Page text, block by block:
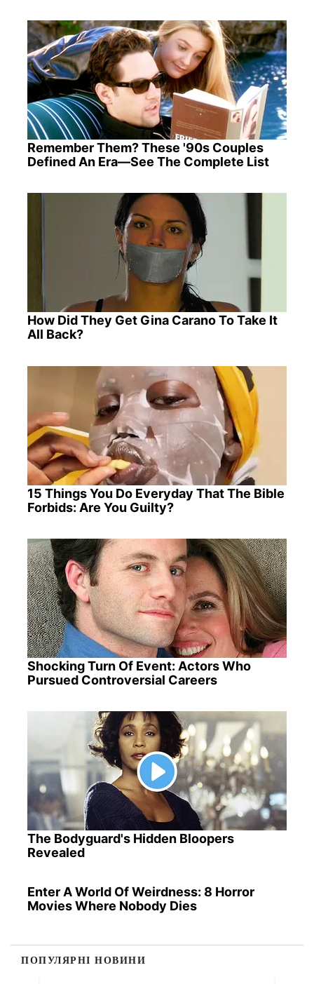
Remember Them? These '90s Couples
Defined An Era—See The Complete List
How Did They Get Gina Carano To Take It
All Back?
15 Things You Do Everyday That The Bible
Forbids: Are You Guilty?
Shocking Turn Of Event: Actors Who
Pursued Controversial Careers
The Bodyguard's Hidden Bloopers
Revealed
Enter A World Of Weirdness: 8 Horror
Movies Where Nobody Dies
ПОПУЛЯРНІ НОВИНИ